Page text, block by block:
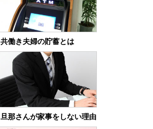
共働き夫婦の貯蓄とは
旦那さんが家事をしない理由